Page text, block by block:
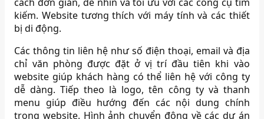
cách đơn giản, dễ nhìn và tối ưu với các công cụ tìm
kiếm. Website tương thích với máy tính và các thiết
bị di động.
Các thông tin liên hệ như số điện thoại, email và địa
chỉ văn phòng được đặt ở vị trí đầu tiên khi vào
website giúp khách hàng có thể liên hệ với công ty
dễ dàng. Tiếp theo là logo, tên công ty và thanh
menu giúp điều hướng đến các nội dung chính
trong website. Hình ảnh chuyển động về các dự án